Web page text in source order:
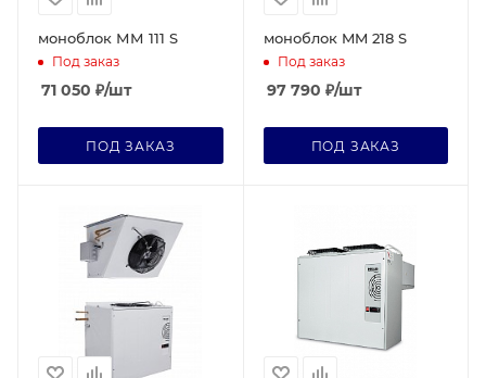
моноблок ММ 111 S
Под заказ
71 050 ₽/шт
ПОД ЗАКАЗ
моноблок MM 218 S
Под заказ
97 790 ₽/шт
ПОД ЗАКАЗ